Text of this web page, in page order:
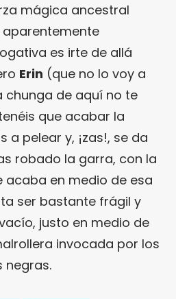
mágica ancestral
es irte de allá
Erin (que no lo voy a
chunga de aquí no te
que acabar la
a pelear y, ¡zas!, se da
robado la garra, con la
acaba en medio de esa
ser bastante frágil y
justo en medio de
invocada por los
negras.